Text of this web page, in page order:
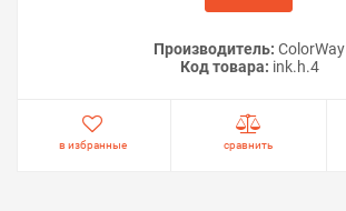
Производитель: ColorWay
Код товара: ink.h.4
в избранные сравнить